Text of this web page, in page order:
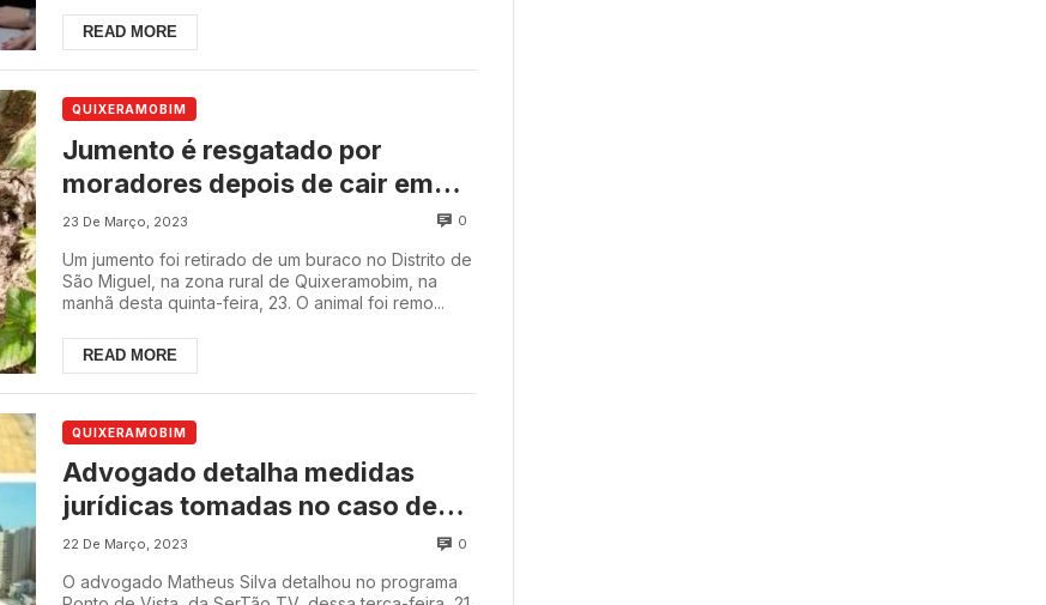
READ MORE
QUIXERAMOBIM
Jumento é resgatado por
moradores depois de cair em
buraco deixado pela Enel
23 De Março, 2023 0
Um jumento foi retirado de um buraco no Distrito de
São Miguel, na zona rural de Quixeramobim, na
manhã desta quinta-feira, 23. O animal foi remo...
READ MORE
QUIXERAMOBIM
Advogado detalha medidas
jurídicas tomadas no caso de
jovem com transtorno mental
em Quixeramobim
22 De Março, 2023 0
O advogado Matheus Silva detalhou no programa